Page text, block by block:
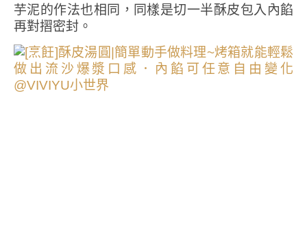
芋泥的作法也相同，同樣是切一半酥皮包入內餡
再對摺密封。